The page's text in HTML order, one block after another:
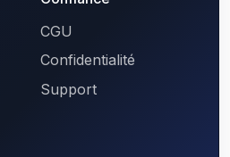
CGU
Confidentialité
Support